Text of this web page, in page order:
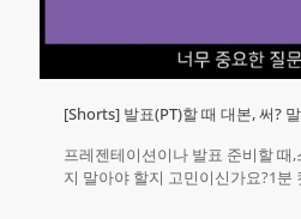
[Shorts] 발표(PT)할 때 대본, 써?
프레젠테이션이나 발표 준비할 때
지 말아야 할지 고민이신가요?1분